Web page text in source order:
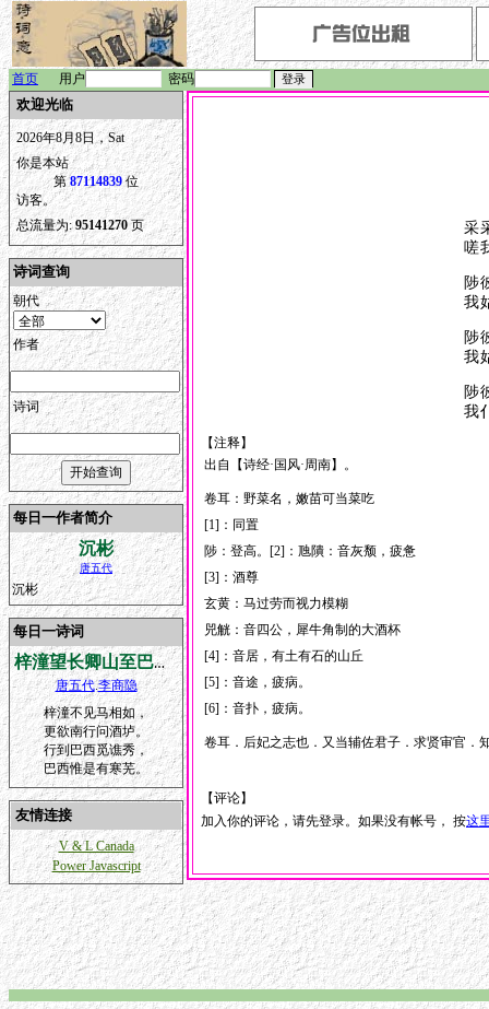
首页 用户 密码
欢迎光临
2026年8月8日，Sat
你是本站
第87114839位
访客。
总流量为:95141270 页
诗词查询
朝代
作者
诗词
每日一作者简介
沉彬
唐五代
沉彬
每日一诗词
梓潼望长卿山至巴西复怀谯秀
唐五代.李商隐
梓潼不见马相如，
更欲南行问酒垆。
行到巴西觅谯秀，
巴西惟是有寒芜。
友情连接
V & L Canada
Power Javascript
采
嗟
陟
我
陟
我
陟
我
【注释】
出自【诗经·国风·周南】。
卷耳：野菜名，嫩苗可当菜吃
[1]：同置
陟：登高。[2]：虺隤：音灰颓，疲惫
[3]：酒尊
玄黄：马过劳而视力模糊
兕觥：音四公，犀牛角制的大酒杯
[4]：音居，有土有石的山丘
[5]：音途，疲病。
[6]：音扑，疲病。
卷耳．后妃之志也．又当辅佐君子．求贤审官．
【评论】
加入你的评论，请先登录。如果没有帐号， 按这